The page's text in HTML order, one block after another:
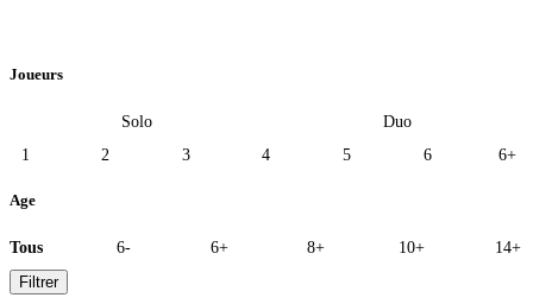
Joueurs
Solo
Duo
1
2 3 4 5 6 6+
Age
Tous 6- 6+ 8+ 10+
14+
Filtrer